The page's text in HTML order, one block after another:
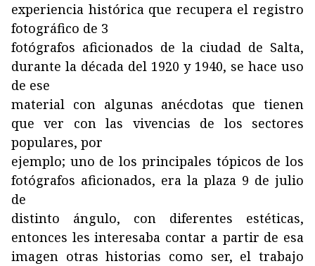
experiencia histórica que recupera el registro
fotográfico de 3
fotógrafos aficionados de la ciudad de Salta,
durante la década del 1920 y 1940, se hace uso
de ese
material con algunas anécdotas que tienen
que ver con las vivencias de los sectores
populares, por
ejemplo; uno de los principales tópicos de los
fotógrafos aficionados, era la plaza 9 de julio
de
distinto ángulo, con diferentes estéticas,
entonces les interesaba contar a partir de esa
imagen otras historias como ser, el trabajo